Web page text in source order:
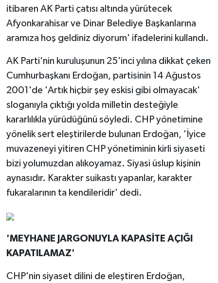
itibaren AK Parti çatısı altında yürütecek
Afyonkarahisar ve Dinar Belediye Başkanlarına
aramıza hoş geldiniz diyorum' ifadelerini kullandı.
AK Parti'nin kuruluşunun 25'inci yılına dikkat çeken
Cumhurbaşkanı Erdoğan, partisinin 14 Ağustos
2001'de 'Artık hiçbir şey eskisi gibi olmayacak'
sloganıyla çıktığı yolda milletin desteğiyle
kararlılıkla yürüdüğünü söyledi. CHP yönetimine
yönelik sert eleştirilerde bulunan Erdoğan, 'İyice
muvazeneyi yitiren CHP yönetiminin kirli siyaseti
bizi yolumuzdan alıkoyamaz. Siyasi üslup kişinin
aynasıdır. Karakter suikastı yapanlar, karakter
fukaralarının ta kendileridir' dedi.
'MEYHANE JARGONUYLA KAPASİTE AÇIĞI
KAPATILAMAZ'
CHP'nin siyaset dilini de eleştiren Erdoğan,